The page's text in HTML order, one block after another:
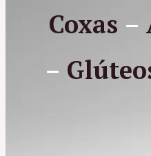
Coxas –
–